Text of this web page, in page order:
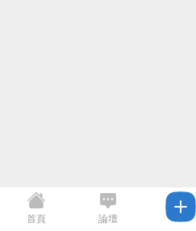
首頁 論壇